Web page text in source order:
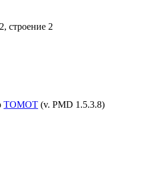
, строение 2
TOMOT (v. PMD 1.5.3.8)